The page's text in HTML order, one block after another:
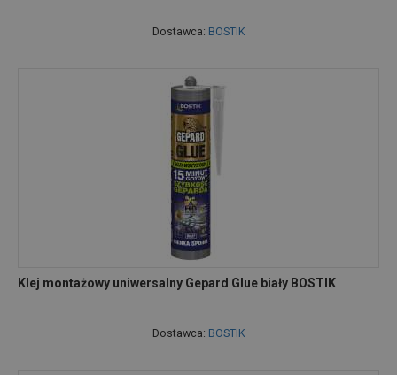
Dostawca: BOSTIK
Klej montażowy uniwersalny Gepard Glue biały BOSTIK
Dostawca: BOSTIK